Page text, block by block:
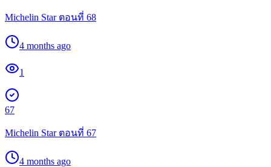
Michelin Star ตอนที่ 68
4 months ago
1
67
Michelin Star ตอนที่ 67
4 months ago